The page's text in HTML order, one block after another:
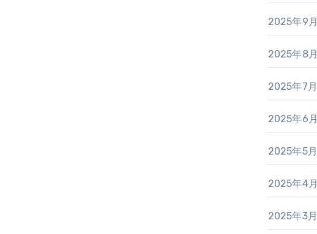
2025年9月
2025年8月
2025年7月
2025年6月
2025年5月
2025年4月
2025年3月